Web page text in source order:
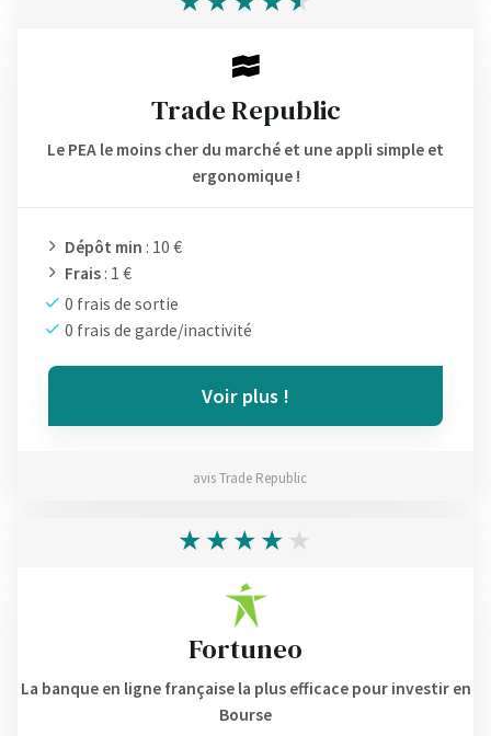
Trade Republic
Le PEA le moins cher du marché et une appli simple et
ergonomique !
Dépôt min : 10 €
Frais : 1 €
0 frais de sortie
0 frais de garde/inactivité
Voir plus !
avis Trade Republic
Fortuneo
La banque en ligne française la plus efficace pour investir en
Bourse